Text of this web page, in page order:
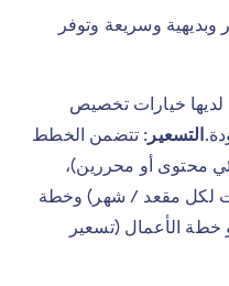
وبديهية وسريعة وتوفر
لديها خيارات تخصيص
التسعير : تتضمن الخطط
محتوى أو محررين)،
باقة بلس (10 دولارات لكل مقعد / شهر) وخطة
و خطة الأعمال (تسعير